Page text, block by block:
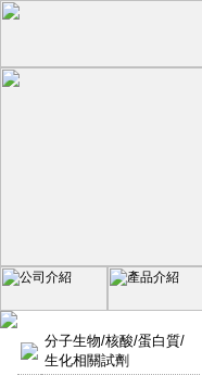
分子生物/核酸/蛋白質/
生化相關試劑